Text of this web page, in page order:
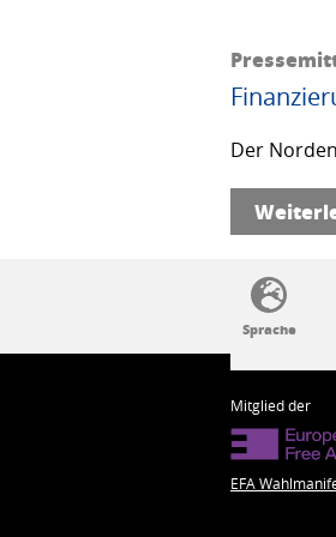
Der
SSW-
Mitglied der
EFA